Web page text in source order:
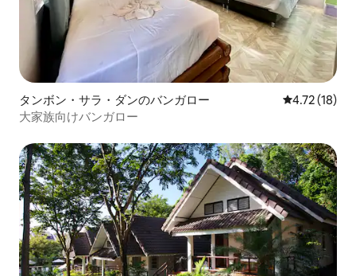
タンボン・サラ・ダンのバンガロー レビュー18
4.72 (18)
大家族向けバンガロー